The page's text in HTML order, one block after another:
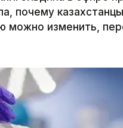
почему
можно изменить,